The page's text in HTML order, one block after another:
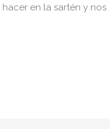
en la sartén y nos